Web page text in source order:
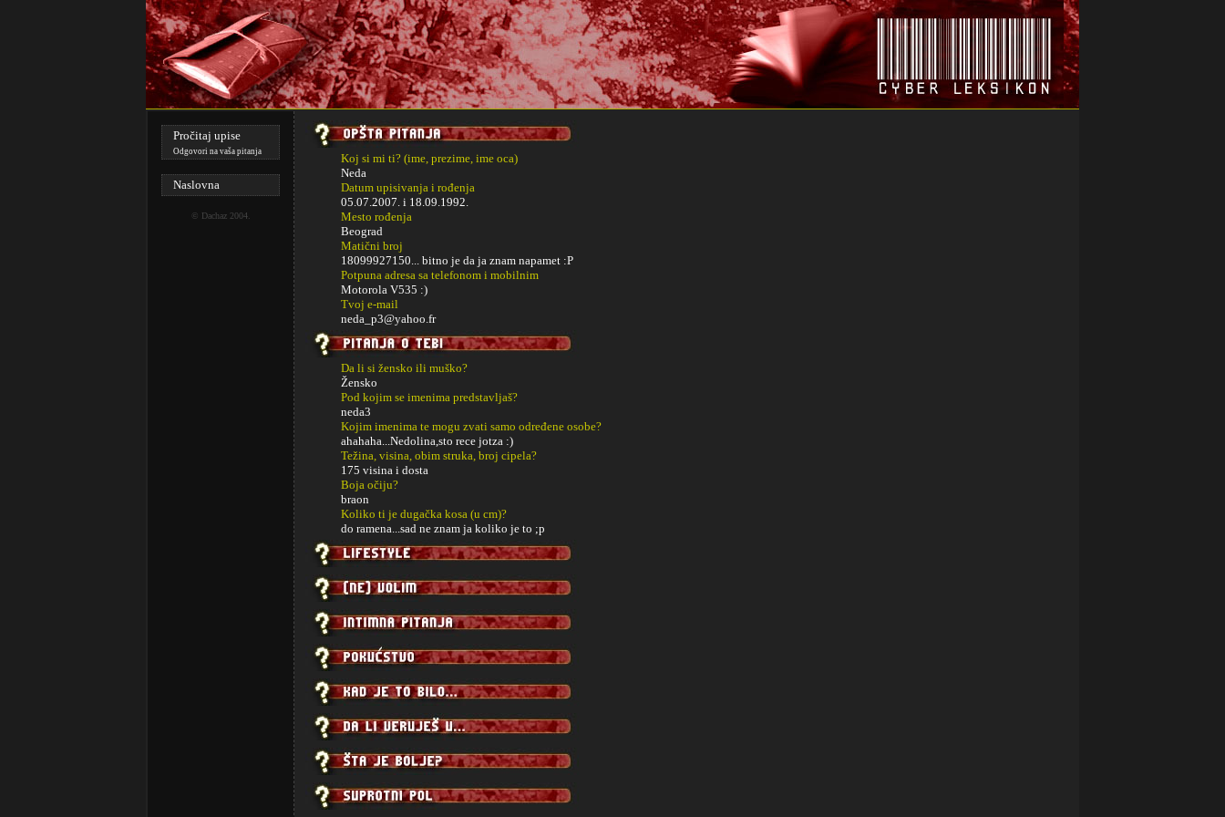
Pročitaj upise
Odgovori na vaša pitanja
Naslovna
© Dachaz2004.
Koj si mi ti? (ime, prezime, ime oca)
Neda
Datum upisivanja i rođenja
05.07.2007. i 18.09.1992.
Mesto rođenja
Beograd
Matični broj
18099927150... bitno je da ja znam napamet :P
Potpuna adresa sa telefonom i mobilnim
Motorola V535 :)
Tvoj e-mail
neda_p3@yahoo.fr
Da li si žensko ili muško?
Žensko
Pod kojim se imenima predstavljaš?
neda3
Kojim imenima te mogu zvati samo određene osobe?
ahahaha...Nedolina,sto rece jotza :)
Težina, visina, obim struka, broj cipela?
175 visina i dosta
Boja očiju?
braon
Koliko ti je dugačka kosa (u cm)?
do ramena...sad ne znam ja koliko je to ;p